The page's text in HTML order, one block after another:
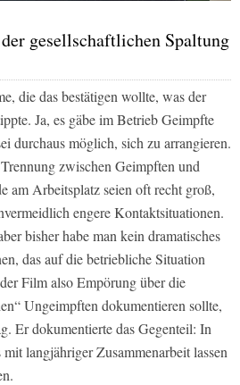
gesellschaftlichen Spaltung
die das bestätigen wollte, was der
Ja, es gäbe im BetriebGeimpfte
durchaus möglich, sich zu arrangieren.
zwischen Geimpften und
am Arbeitsplatz seien oft recht groß,
engere Kontaktsituationen.
bisher habe man kein dramatisches
das auf die betriebliche Situation
Film also Empörung über die
Ungeimpften dokumentieren sollte,
Er dokumentierte das Gegenteil: In
langjähriger Zusammenarbeit lassen